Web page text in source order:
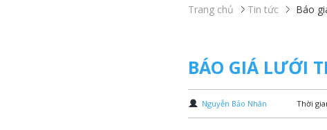
Trang chủ Tin tức Báo
BÁO GIÁ LƯỚI
Nguyễn Bảo Nhân Thời